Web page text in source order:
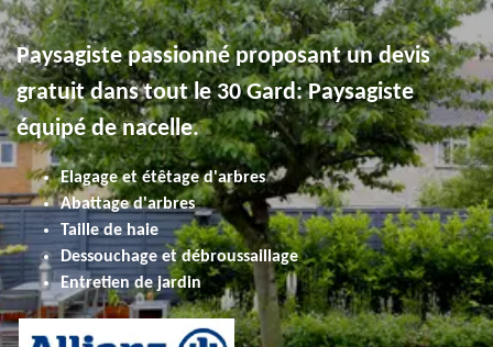
Paysagiste passionné proposant un devis
gratuit dans tout le 30 Gard: Paysagiste
équipé de nacelle.
Elagage et étêtage d'arbres
Abattage d'arbres
Taille de haie
Dessouchage et débroussaillage
Entretien de jardin